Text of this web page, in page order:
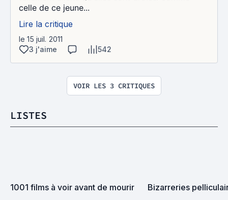
celle de ce jeune...
Lire la critique
le 15 juil. 2011
3 j'aime
542
VOIR LES 3 CRITIQUES
LISTES
1001 films à voir avant de mourir Bizarreries